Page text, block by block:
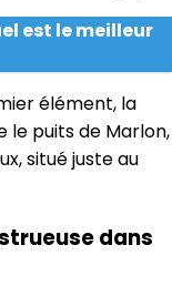
est le meilleur
élément, la
le puits de Marlon,
situé juste au
dans